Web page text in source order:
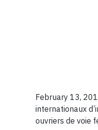
February 13,
internationaux
ouvriers de voie